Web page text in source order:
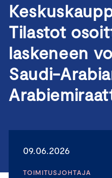
Tilastot
laskeneen
Saudi-
09.06.2026
TOIMITUSJOHTAJA